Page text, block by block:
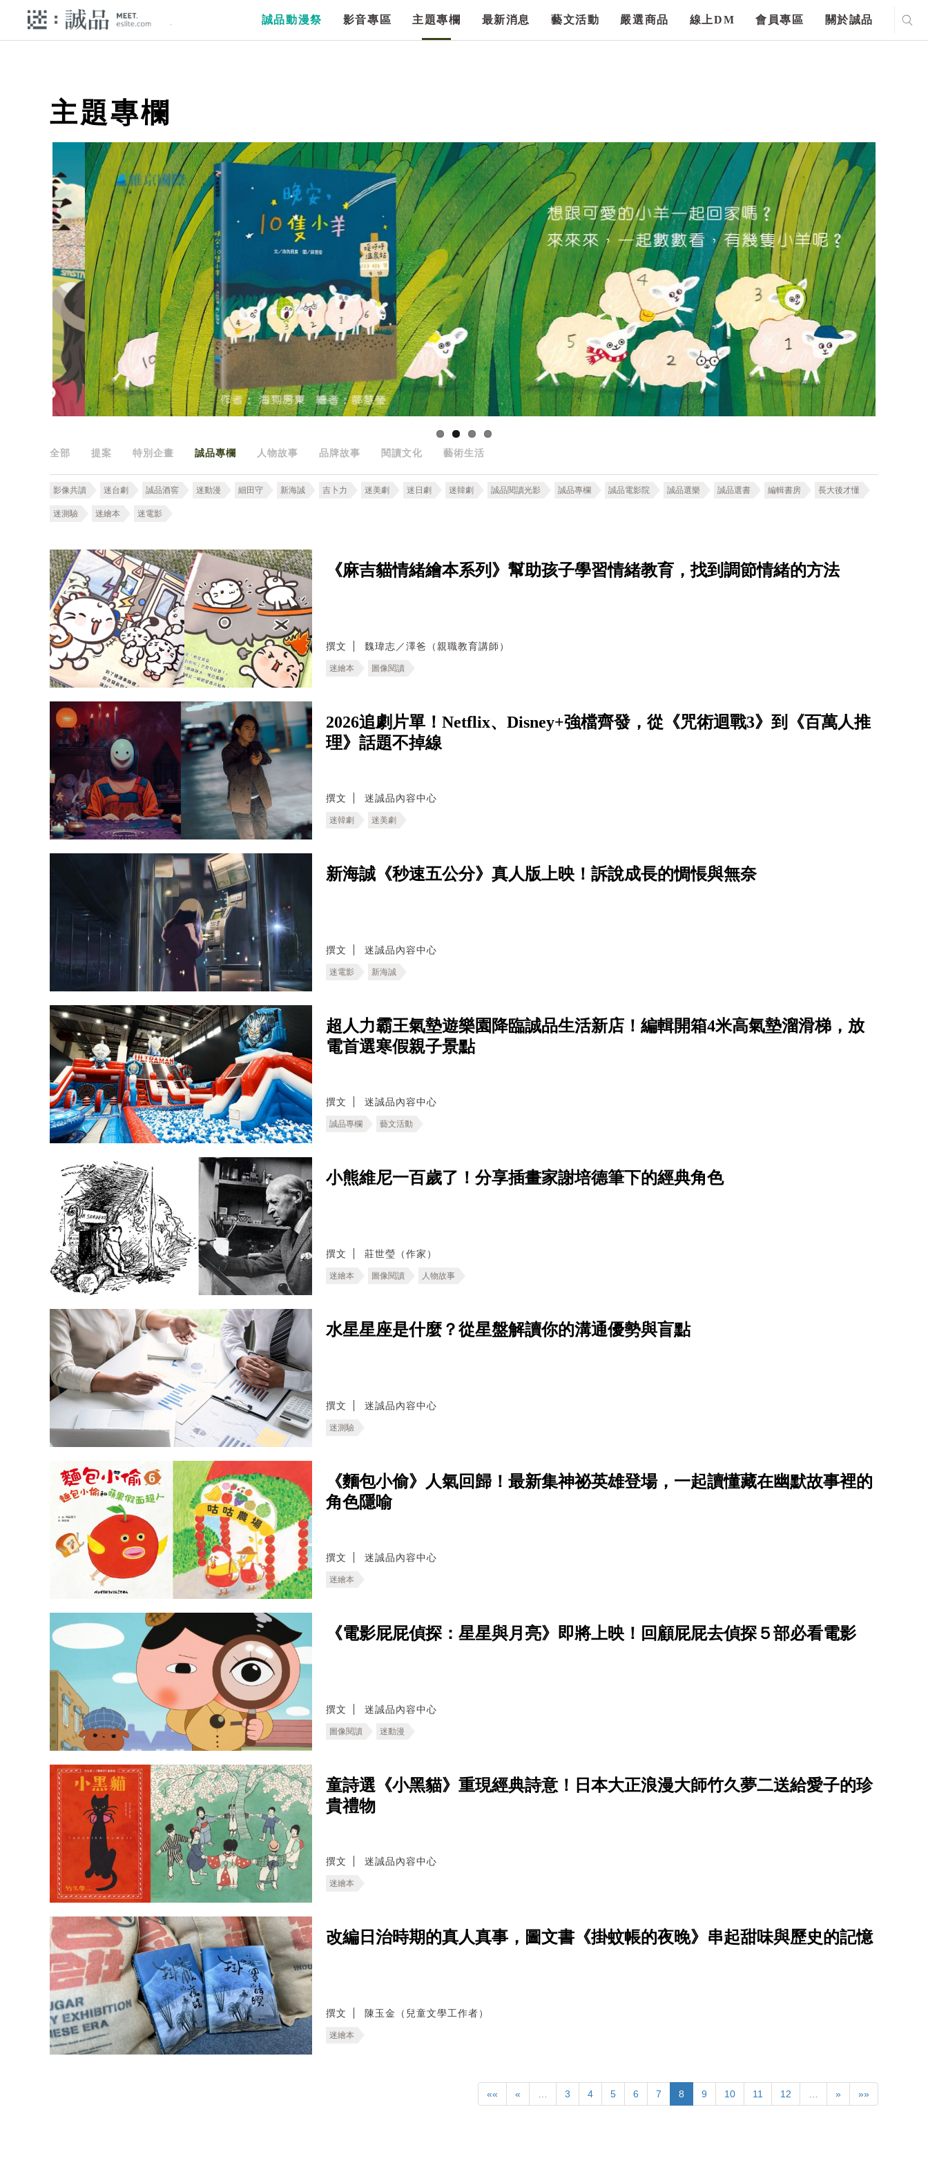
誠品動漫祭 影音專區 主題專欄 最新消息 藝文活動 嚴選商品 線上DM 會員專區 關於誠品
主題專欄
全部 提案 特別企畫 誠品專欄 人物故事 品牌故事 閱讀文化 藝術生活
影像共讀 迷台劇 誠品酒窖 迷動漫 細田守 新海誠 吉卜力 迷美劇 迷日劇 迷韓劇 誠品閱讀光影 誠品專欄 誠品電影院 誠品選樂 誠品選書 編輯書房 長大後才懂
迷測驗 迷繪本 迷電影
《麻吉貓情緒繪本系列》幫助孩子學習情緒教育，找到調節情緒的方法
撰文 魏瑋志／澤爸（親職教育講師）
迷繪本 圖像閱讀
2026追劇片單！Netflix、Disney+強檔齊發，從《咒術迴戰3》到《百萬人推
理》話題不掉線
撰文 迷誠品內容中心
迷韓劇 迷美劇
新海誠《秒速五公分》真人版上映！訴說成長的惆悵與無奈
撰文 迷誠品內容中心
迷電影 新海誠
超人力霸王氣墊遊樂園降臨誠品生活新店！編輯開箱4米高氣墊溜滑梯，放
電首選寒假親子景點
撰文 迷誠品內容中心
誠品專欄 藝文活動
小熊維尼一百歲了！分享插畫家謝培德筆下的經典角色
撰文 莊世瑩（作家）
迷繪本 圖像閱讀 人物故事
水星星座是什麼？從星盤解讀你的溝通優勢與盲點
撰文 迷誠品內容中心
迷測驗
《麵包小偷》人氣回歸！最新集神祕英雄登場，一起讀懂藏在幽默故事裡的
角色隱喻
撰文 迷誠品內容中心
迷繪本
《電影屁屁偵探：星星與月亮》即將上映！回顧屁屁去偵探５部必看電影
撰文 迷誠品內容中心
圖像閱讀 迷動漫
童詩選《小黑貓》重現經典詩意！日本大正浪漫大師竹久夢二送給愛子的珍
貴禮物
撰文 迷誠品內容中心
迷繪本
改編日治時期的真人真事，圖文書《掛蚊帳的夜晚》串起甜味與歷史的記憶
撰文 陳玉金（兒童文學工作者）
迷繪本
«« « … 3 4 5 6 7 8 9 10 11 12 … » »»